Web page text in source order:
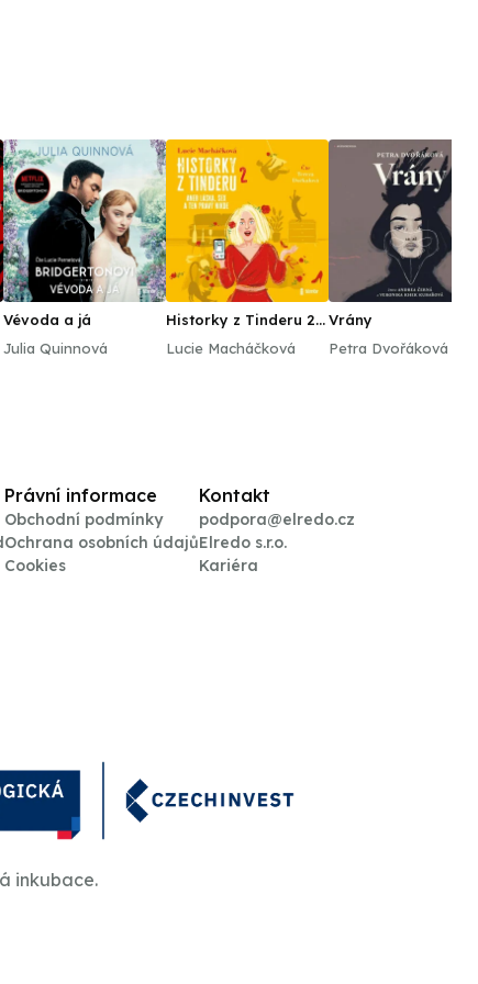
Vévoda a já
Julia Quinnová
Historky z Tinderu 2
pravý nikde
Lucie Macháčková
Vrány
Petra Dvořáková
Právní informace
Obchodní podmínky
Ochrana osobních údajů
Cookies
Kontakt
podpora@elredo.cz
Elredo s.r.o.
Kariéra
inkubace.